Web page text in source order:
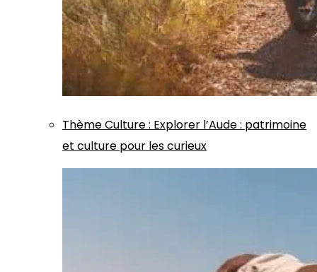
ThèmeCulture: Explorer l’Aude : patrimoine
et culture pour les curieux